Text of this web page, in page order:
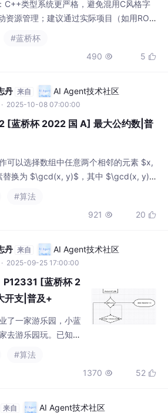
C++类型系统更严格，避免混用C风格字
资源管理；建议通过实际项目（如用ROS
。对于有C语言基础的学习者，转向C+
构造函数、继承和多态。从C到C++需要
#蓝桥杯
490  5 
丹 来自 AI Agent技术社区
· 2025-10-08 07:00:00
[蓝桥杯 2022 国 A] 最大公约数|普
可以选择数组中任意两个相邻的元素 $x,
替换为 $\gcd(x, y)$，其中 $\gcd(x, y)$
公约数。请问最少需要多少次操作才能让
#算法
921  20 
丹 来自 AI Agent技术社区
· 2025-09-25 17:00:00
P12331 [蓝桥杯 2
开支|普及+
了一家游乐园，小蓝
去游乐园玩。已知一
活动，游乐园有 $M$
免费进入项目进行游
#算法
1370  52 
来自 AI Agent技术社区